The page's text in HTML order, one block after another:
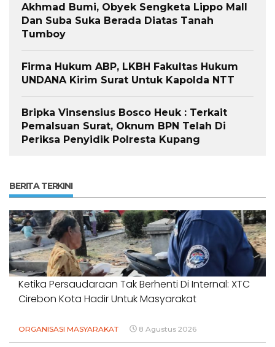
Akhmad Bumi, Obyek Sengketa Lippo Mall
Dan Suba Suka Berada Diatas Tanah
Tumboy
Firma Hukum ABP, LKBH Fakultas Hukum
UNDANA Kirim Surat Untuk Kapolda NTT
Bripka Vinsensius Bosco Heuk : Terkait
Pemalsuan Surat, Oknum BPN Telah Di
Periksa Penyidik Polresta Kupang
BERITA TERKINI
Ketika Persaudaraan Tak Berhenti Di Internal: XTC
Cirebon Kota Hadir Untuk Masyarakat
ORGANISASI MASYARAKAT 8 Agustus 2026